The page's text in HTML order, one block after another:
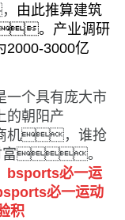
由此推算建筑
。产业调研
2000-3000亿
个具有庞大市
的朝阳产
机，谁抢
富。
bsports必一运
必一运动
积